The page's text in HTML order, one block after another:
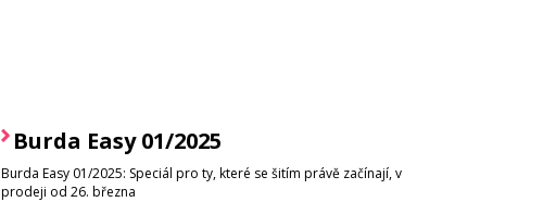
Burda Easy 01/2025
Burda Easy 01/2025: Speciál pro ty, které se šitím právě začínají, v
prodeji od 26. března